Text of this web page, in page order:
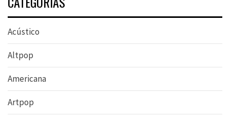
Acústico
Altpop
Americana
Artpop